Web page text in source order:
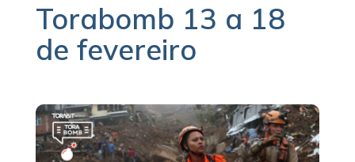
Torabomb 13 a 18
de fevereiro